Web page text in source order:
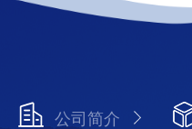
公司简介